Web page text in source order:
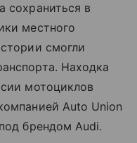
сохраниться в
местного
смогли
Находка
мотоциклов
Auto Union
брендом Audi.